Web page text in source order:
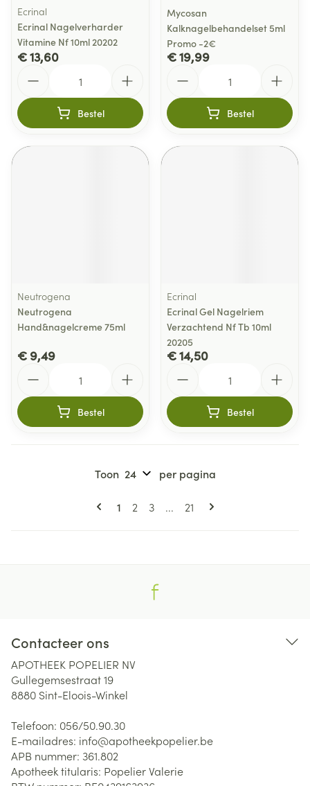
Ecrinal
Ecrinal Nagelverharder
Vitamine Nf 10ml 20202
€ 13,60
Bestel
Mycosan
Kalknagelbehandelset 5ml
Promo -2€
€ 19,99
Bestel
Neutrogena
Neutrogena
Hand&nagelcreme 75ml
€ 9,49
Bestel
Ecrinal
Ecrinal Gel Nagelriem
Verzachtend Nf Tb 10ml
20205
€ 14,50
Bestel
Pagina's
U lees momenteel pagina
1 Pagina
2 Pagina
3 ... Pagina
21
Toon per pagina
Contacteer ons
APOTHEEK POPELIER NV
Gullegemsestraat 19
8880 Sint-Eloois-Winkel
Telefoon: 056/50.90.30
E-mailadres: info@apotheekpopelier.be
APB nummer: 361.802
Apotheek titularis: Popelier Valerie